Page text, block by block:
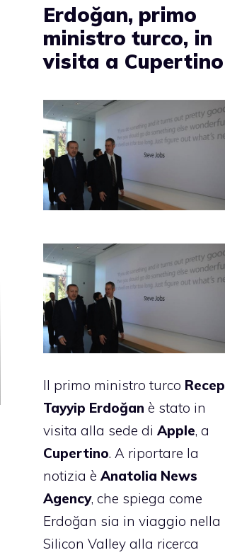
Erdoğan, primo
ministro turco, in
visita a Cupertino
Il primo ministro turco Recep
Tayyip Erdoğan è stato in
visita alla sede diApple, a
Cupertino. A riportare la
notizia èAnatolia News
Agency, che spiega come
Erdoğan sia in viaggio nella
Silicon Valley alla ricerca